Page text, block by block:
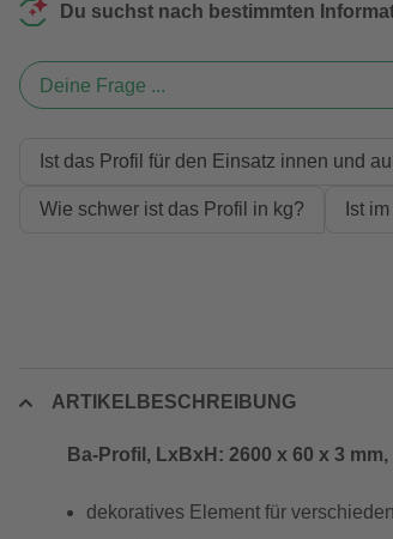
Du suchst nach bestimmten
Deine Frage ...
Ist das Profil für den Einsatz innen und
Wie schwer ist das Profil in kg? Ist
ARTIKELBESCHREIBUNG
Ba-Profil, LxBxH: 2600 x 60 x 3
dekoratives Element für